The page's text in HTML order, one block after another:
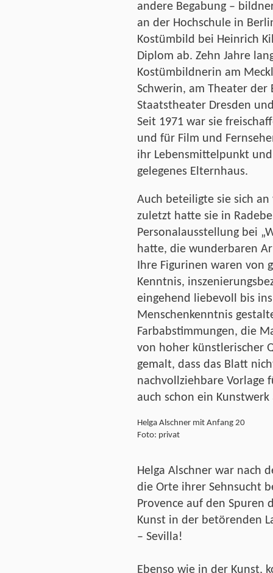
andere Begabung –
an der Hochschule in
Kostümbild bei Heinrich
Diplom ab. Zehn Jahre
Kostümbildnerin am
Schwerin, am Theater der
Staatstheater Dresden
Seit 1971 war sie
und für Film und
ihr Lebensmittelpunkt
gelegenes Elternhaus.
Auch beteiligte sie sich
zuletzt hatte sie in
Personalausstellung bei
hatte, die wunderbaren
Ihre Figurinen waren von
Kenntnis,
eingehend liebevoll bis
Menschenkenntnis
Farbabstimmungen, die
von hoher künstlerischer
gemalt, dass das Blatt
nachvollziehbare Vorlage
auch schon ein Kunstwerk
Helga Alschner mit Anfang 20
Foto: privat
Helga Alschner war nach
die Orte ihrer Sehnsucht
Provence auf den Spuren
Kunst in der betörenden
– Sevilla!
Ebenso wie in der Kunst,